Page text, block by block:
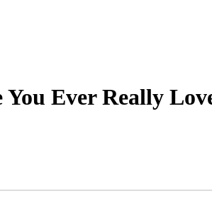
You Ever Really